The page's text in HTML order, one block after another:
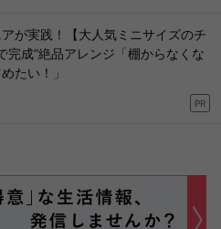
が実践！【大人気ミニサイズのチ
完成”絶品アレンジ「棚からなくな
たい！」
PR